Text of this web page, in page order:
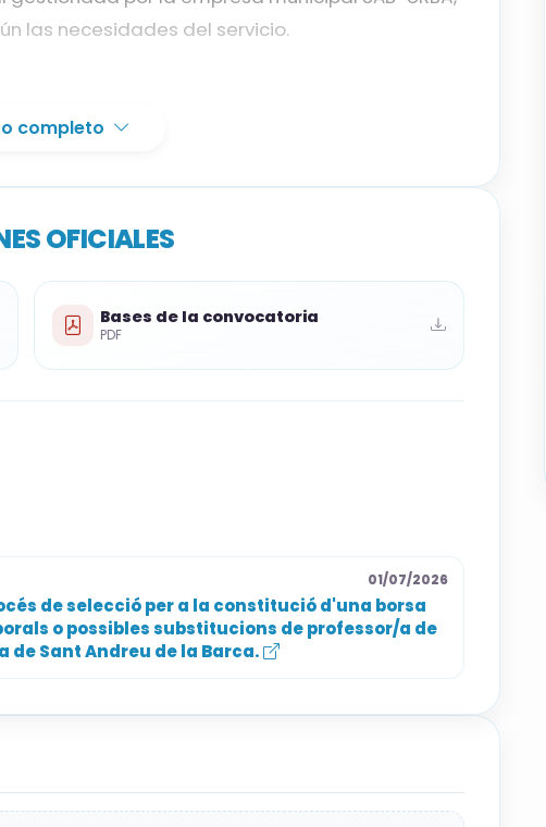
las necesidades del servicio.
superiores de Música, o equivalente, en
equivalente; quien no lo acredite debe
proceso.
tengan nacionalidad española deben acreditar
equivalente, o superar la prueba
conforme a la normativa de protección jurídica
y una prueba práctica, con puntuación
específica y méritos artísticos hasta 25
hasta 25 puntos.
en caso de necesidad, salvo nueva
completo
OFICIALES
Bases de la convocatoria
PDF
01/07/2026
de selecció per a la constitució d'una borsa
o possibles substitucions de professor/a de
de Sant Andreu de la Barca.